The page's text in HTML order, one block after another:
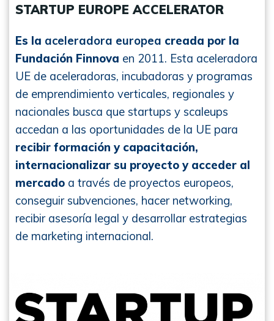
STARTUP EUROPE ACCELERATOR
Es la aceleradora europea creada por la
Fundación Finnova en 2011. Esta aceleradora
UE de aceleradoras, incubadoras y programas
de emprendimiento verticales, regionales y
nacionales busca que startups y scaleups
accedan a las oportunidades de la UE para
recibir formación y capacitación,
internacionalizar su proyecto y acceder al
mercado a través de proyectos europeos,
conseguir subvenciones, hacer networking,
recibir asesoría legal y desarrollar estrategias
de marketing internacional.